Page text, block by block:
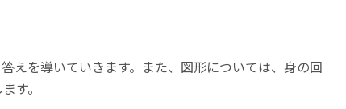
えを導いていきます。また、図形については、身の回
す。